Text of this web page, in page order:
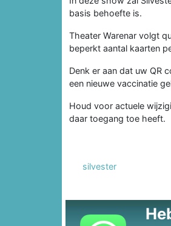
basis behoefte is.
Theater Warenar volgt
beperkt aantal kaarten
Denk er aan dat uw QR
een nieuwe vaccinatie
Houd voor actuele
daar toegang toe heeft.
silvester